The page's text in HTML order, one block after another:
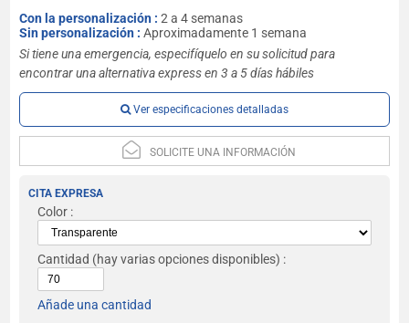
Con la personalización :2 a 4 semanas
Sin personalización :Aproximadamente 1 semana
Si tiene una emergencia, especifíquelo en su solicitud para
encontrar una alternativa express en 3 a 5 días hábiles
Ver especificaciones detalladas
SOLICITE UNA INFORMACIÓN
CITA EXPRESA
Color :
Cantidad (hay varias opciones disponibles) :
Añade una cantidad